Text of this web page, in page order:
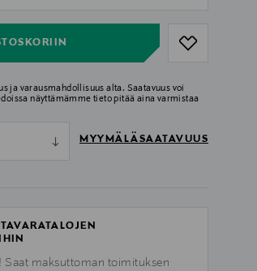
ja varausmahdollisuus alta. Saatavuus voi
näyttämämme tieto pitää aina varmistaa
MYYMÄLÄSAATAVUUS
Saat maksuttoman toimituksen